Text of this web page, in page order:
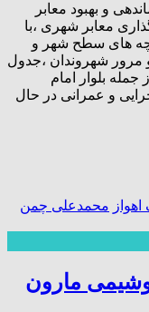
و بهبود معابر
معابر شهری ،با
های سطح شهر و
مرور شهروندان ،جدول
بلوار امام
و عمرانی در حال
محمدعلی چمن
مارون